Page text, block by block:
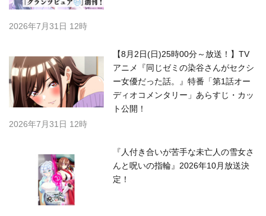
2026年7月31日 12時
【8月2日(日)25時00分～放送！】TV
アニメ『同じゼミの染谷さんがセクシ
ー女優だった話。』特番「第1話オー
ディオコメンタリー」あらすじ・カッ
ト公開！
2026年7月31日 12時
『人付き合いが苦手な未亡人の雪女さ
んと呪いの指輪』2026年10月放送決
定！